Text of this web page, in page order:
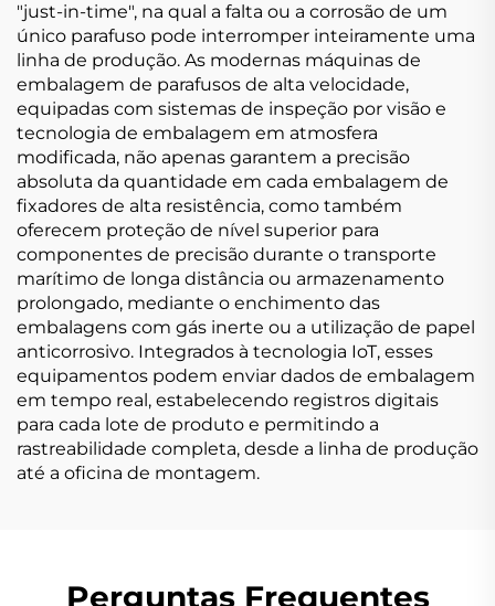
"just-in-time", na qual a falta ou a corrosão de um
único parafuso pode interromper inteiramente uma
linha de produção. As modernas máquinas de
embalagem de parafusos de alta velocidade,
equipadas com sistemas de inspeção por visão e
tecnologia de embalagem em atmosfera
modificada, não apenas garantem a precisão
absoluta da quantidade em cada embalagem de
fixadores de alta resistência, como também
oferecem proteção de nível superior para
componentes de precisão durante o transporte
marítimo de longa distância ou armazenamento
prolongado, mediante o enchimento das
embalagens com gás inerte ou a utilização de papel
anticorrosivo. Integrados à tecnologia IoT, esses
equipamentos podem enviar dados de embalagem
em tempo real, estabelecendo registros digitais
para cada lote de produto e permitindo a
rastreabilidade completa, desde a linha de produção
até a oficina de montagem.
Perguntas Frequentes